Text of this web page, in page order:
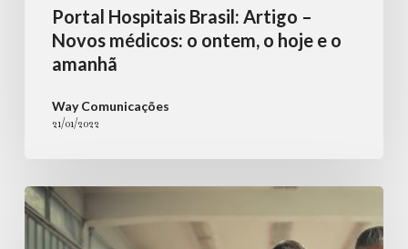
Portal Hospitais Brasil: Artigo –
Novos médicos: o ontem, o hoje e o
amanhã
Way Comunicações
21/01/2022
SBT-
Life: